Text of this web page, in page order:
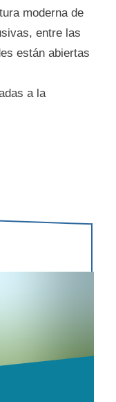
moderna de
entre las
están abiertas
a la